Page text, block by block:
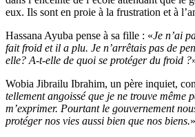
eux. Ils sont en proie à la frustration et à
Hassana Ayuba pense à sa fille : «Je n’ai
fait froid et il a plu. Je n’arrêtais pas de
elle? A-t-elle de quoi se protéger du froid ?
Wobia Jibrailu Ibrahim, un père inquiet,
tellement angoissé que je ne trouve même
m’exprimer. Pourtant le gouvernement
protéger nos vies aussi bien que nos biens.»